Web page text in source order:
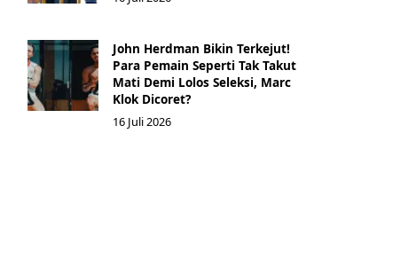
John Herdman Bikin Terkejut!
Para Pemain Seperti Tak Takut
Mati Demi Lolos Seleksi, Marc
Klok Dicoret?
16 Juli 2026